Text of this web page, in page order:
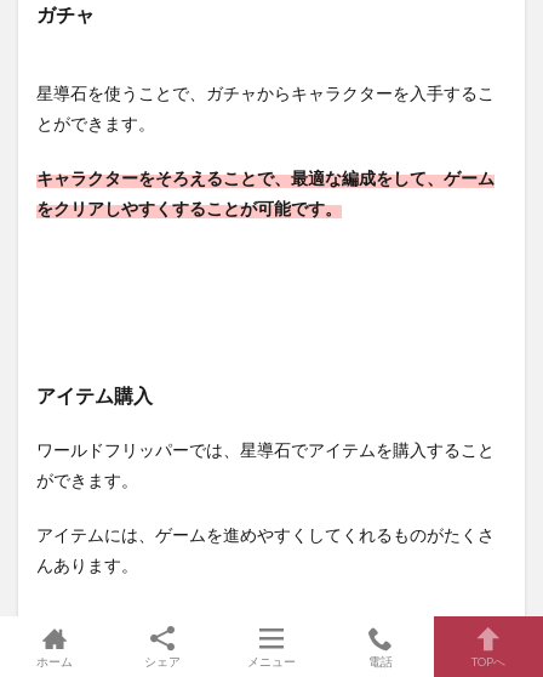
ガチャ
星導石を使うことで、ガチャからキャラクターを入手するこ
とができます。
キャラクターをそろえることで、最適な編成をして、ゲーム
をクリアしやすくすることが可能です。
アイテム購入
ワールドフリッパーでは、星導石でアイテムを購入すること
ができます。
アイテムには、ゲームを進めやすくしてくれるものがたくさ
んあります。
ホーム シェア メニュー 電話 TOPへ